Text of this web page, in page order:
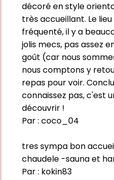
décoré en style
très accueillant. Le
fréquenté, il y a
jolis mecs, pas assez
goût (car nous
nous comptons y
repas pour voir.
connaissez pas, c'est
découvrir !
Par : coco_04
tres sympa bon
chaudele -sauna et
Par : kokin83